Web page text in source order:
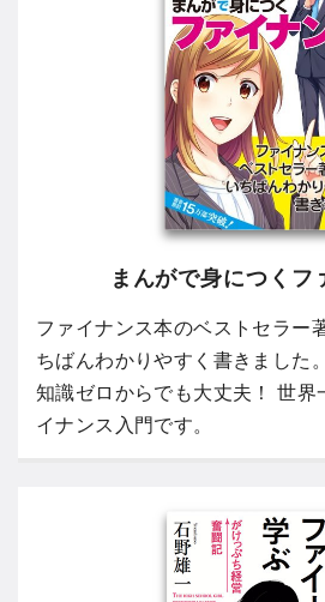
まんがで身につくフ
ファイナンス本のベストセラー
ちばんわかりやすく書きました。
知識ゼロからでも大丈夫！ 世界
イナンス入門です。